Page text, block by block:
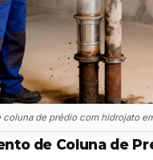
de prédio com hidrojato
de Coluna de